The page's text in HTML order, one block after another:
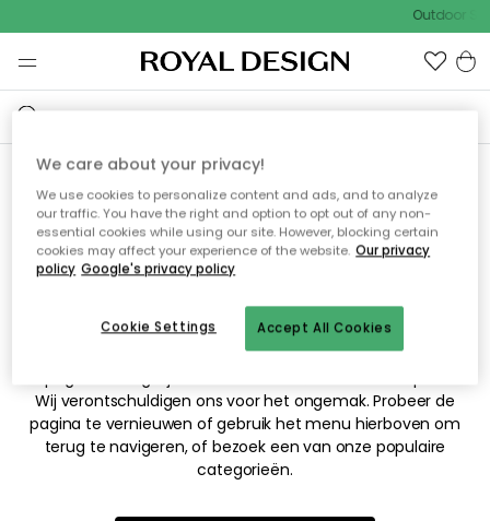
Outdoor
Sorry! De pagina waarnaar
je hebt gezocht kan niet
worden weergegeven.
Wij verontschuldigen ons voor het ongemak. Probeer de
pagina te vernieuwen of gebruik het menu hierboven om
terug te navigeren, of bezoek een van onze populaire
categorieën.
We care about your privacy!
We use cookies to personalize content and ads, and to analyze
our traffic. You have the right and option to opt out of any non-
essential cookies while using our site. However, blocking certain
cookies may affect your experience of the website. Our privacy
policy Google's privacy policy
Accept All Cookies
Cookie Settings